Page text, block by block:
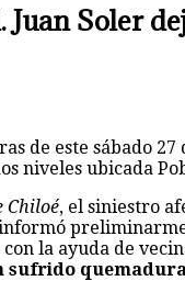
Soler
de este sábado
ubicada
Chiloé, el siniestro
la ayuda de